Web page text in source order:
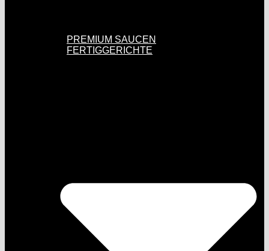
PREMIUM SAUCEN
FERTIGGERICHTE